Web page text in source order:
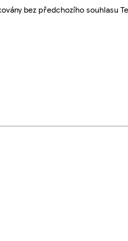
bez předchozího souhlasu